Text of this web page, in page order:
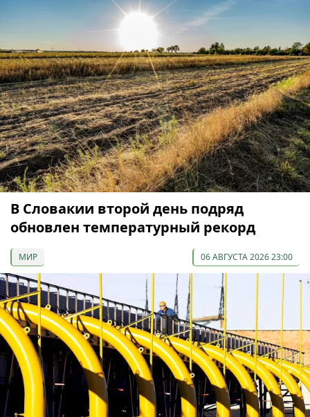
В Словакии второй день подряд
обновлен температурный рекорд
МИР 06 АВГУСТА 2026 23:00